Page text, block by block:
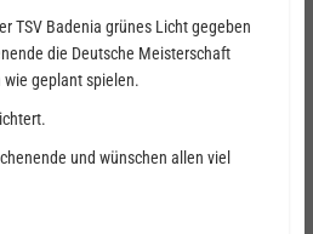
TSV Badenia grünes Licht gegeben
die Deutsche Meisterschaft
wie geplant spielen.
und wünschen allen viel